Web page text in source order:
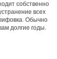
собственно
всех
Обычно
долгие годы.